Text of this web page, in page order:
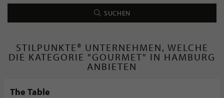
SUCHEN
STILPUNKTE® UNTERNEHMEN, WELCHE
DIE KATEGORIE "GOURMET" IN HAMBURG
ANBIETEN
The Table